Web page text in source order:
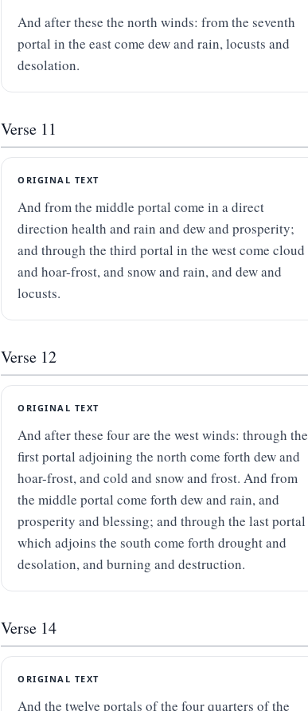
And after these the north winds: from the seventh
portal in the east come dew and rain, locusts and
desolation.
Verse 11
ORIGINAL TEXT
And from the middle portal come in a direct
direction health and rain and dew and prosperity;
and through the third portal in the west come cloud
and hoar-frost, and snow and rain, and dew and
locusts.
Verse 12
ORIGINAL TEXT
And after these four are the west winds: through the
first portal adjoining the north come forth dew and
hoar-frost, and cold and snow and frost. And from
the middle portal come forth dew and rain, and
prosperity and blessing; and through the last portal
which adjoins the south come forth drought and
desolation, and burning and destruction.
Verse 14
ORIGINAL TEXT
And the twelve portals of the four quarters of the